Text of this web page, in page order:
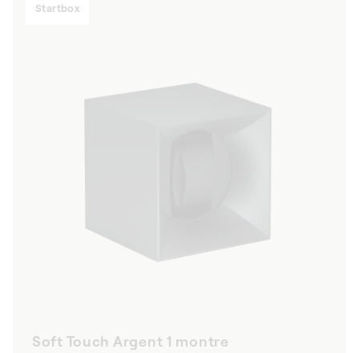
Startbox
Soft Touch Argent 1 montre